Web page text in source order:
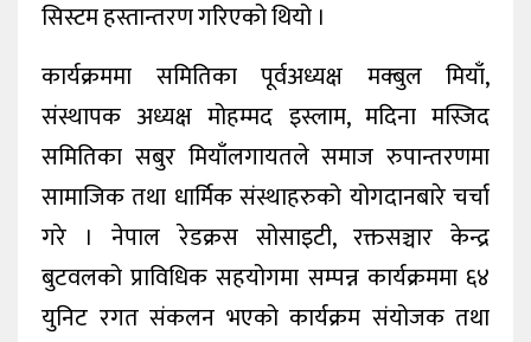
सिस्टम हस्तान्तरण गरिएको थियो ।
कार्यक्रममा समितिका पूर्वअध्यक्ष मक्बुल मियाँ,
संस्थापक अध्यक्ष मोहम्मद इस्लाम, मदिना मस्जिद
समितिका सबुर मियाँलगायतले समाज रुपान्तरणमा
सामाजिक तथा धार्मिक संस्थाहरुको योगदानबारे चर्चा
गरे । नेपाल रेडक्रस सोसाइटी, रक्तसञ्चार केन्द्र
बुटवलको प्राविधिक सहयोगमा सम्पन्न कार्यक्रममा ६४
युनिट रगत संकलन भएको कार्यक्रम संयोजक तथा